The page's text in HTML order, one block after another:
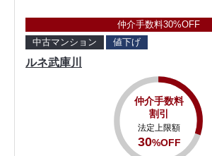
仲介手数料30%OFF
中古マンション
値下げ
ルネ武庫川
仲介手数料
割引
法定上限額
30%OFF